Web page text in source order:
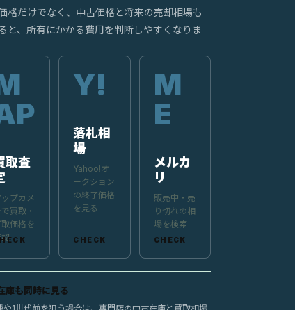
格だけでなく、中古価格と将来の売却相場も
と、所有にかかる費用を判断しやすくなりま
取査
ップカメ
で買取・
価格を
認
落札相
場
Yahoo!オ
ークション
の終了価格
を見る
メルカ
リ
販売中・売
り切れの相
場を検索
庫も同時に見る